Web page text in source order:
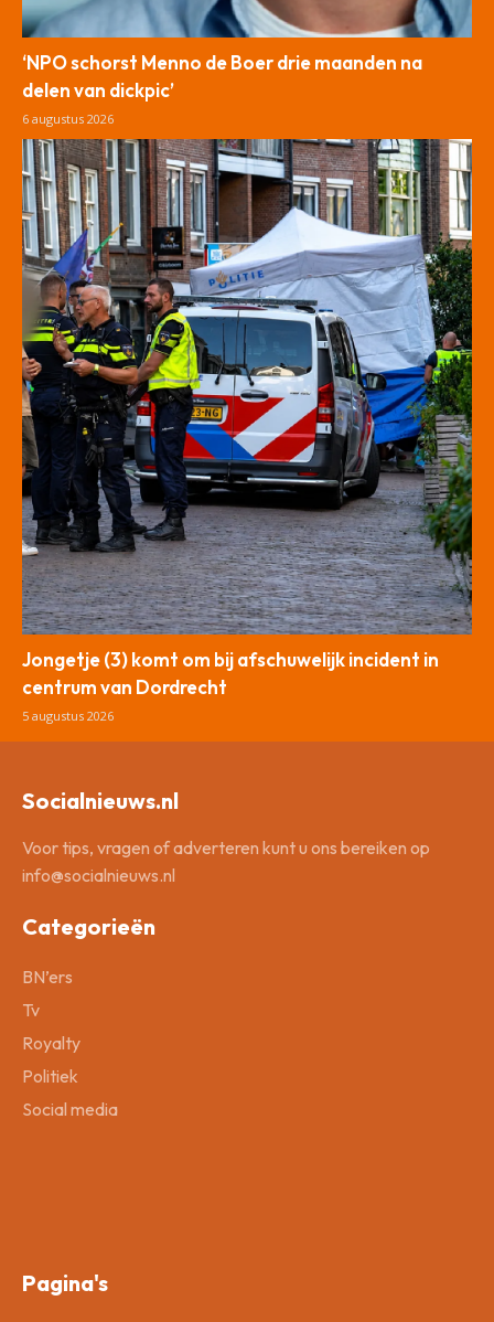
‘NPO schorst Menno de Boer drie maanden na
delen van dickpic’
6 augustus 2026
Jongetje (3) komt om bij afschuwelijk incident in
centrum van Dordrecht
5 augustus 2026
Socialnieuws.nl
Voor tips, vragen of adverteren kunt u ons bereiken op
info@socialnieuws.nl
Categorieën
BN’ers
Tv
Royalty
Politiek
Social media
Pagina's